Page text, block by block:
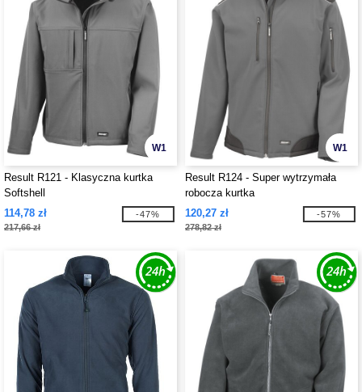
W1
Result R121 - Klasyczna kurtka
Softshell
114,78 zł
217,66 zł
-47%
W1
Result R124 - Super wytrzymała
robocza kurtka
120,27 zł
278,82 zł
-57%